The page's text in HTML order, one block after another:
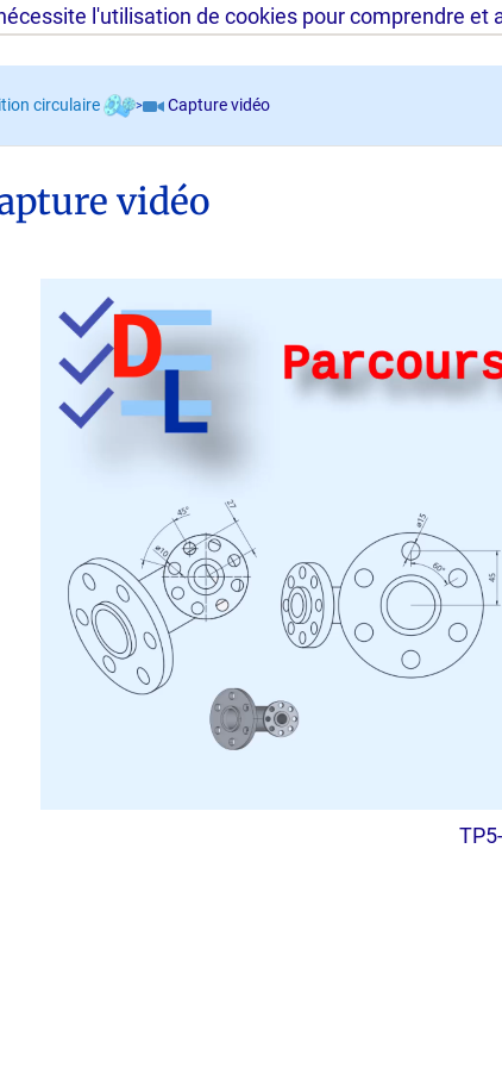
l'utilisation de cookies pour comprendre et
circulaire > Capture vidéo
vidéo
Transcription